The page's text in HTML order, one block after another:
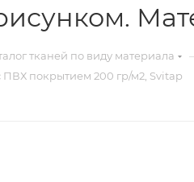
рисунком.
тканей по виду материала
ПВХ покрытием 200 гр/м2, Svitap